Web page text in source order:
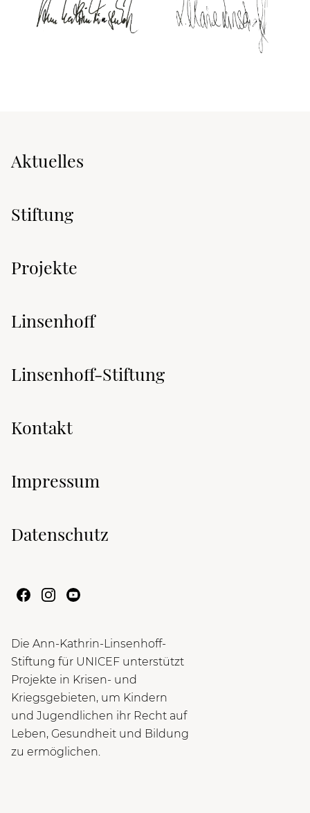
Aktuelles
Stiftung
Projekte
Linsenhoff
Linsenhoff-Stiftung
Kontakt
Impressum
Datenschutz
Die Ann-Kathrin-Linsenhoff-
Stiftung für UNICEF unterstützt
Projekte in Krisen- und
Kriegsgebieten, um Kindern
und Jugendlichen ihr Recht auf
Leben, Gesundheit und Bildung
zu ermöglichen.